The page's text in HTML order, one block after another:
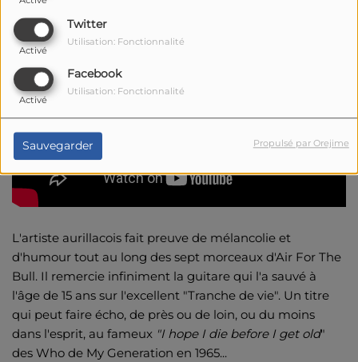
Twitter
Activé
Utilisation: Fonctionnalité
Facebook
Activé
Utilisation: Fonctionnalité
Sauvegarder Propulsé par Orejime
L'artiste aurillacois fait preuve de mélancolie et
d'humour tout au long des sept morceaux d'Air For The
Bull. Il remercie infiniment la guitare qui l'a sauvé à
l'âge de 15 ans sur l'excellent "Tranche de vie". Un titre
qui peut faire écho, de près ou de loin, ou du moins
dans l'esprit, au fameux "I hope I die before I get old"
des Who de My Generation en 1965...